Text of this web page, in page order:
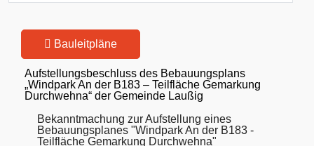
Bauleitpläne
Aufstellungsbeschluss des Bebauungsplans
„Windpark An der B183 – Teilfläche Gemarkung
Durchwehna“ der Gemeinde Laußig
Bekanntmachung zur Aufstellung eines
Bebauungsplanes "Windpark An der B183 -
Teilfläche Gemarkung Durchwehna"